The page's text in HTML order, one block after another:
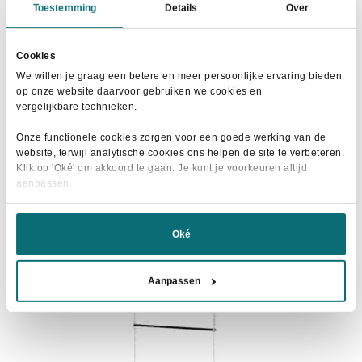
Toestemming Details Over
Cookies
We willen je graag een betere en meer persoonlijke ervaring bieden
op onze website daarvoor gebruiken we cookies en
vergelijkbare technieken.
Onze functionele cookies zorgen voor een goede werking van de
website, terwijl analytische cookies ons helpen de site te verbeteren.
Klik op 'Oké' om akkoord te gaan. Je kunt je voorkeuren altijd
aanpassen.
Oké
Aanpassen
HKM Zadeldek Romy Roze
Oorspronkelijke
was:
€36,95.
€25,00Huidige
is:
€25,00.
Maat selecteren
product
variaties.
Deze
kan
productpagina
- 20%